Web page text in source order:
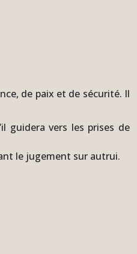
de paix et de sécurité. Il
guidera vers les prises de
le jugement sur autrui.